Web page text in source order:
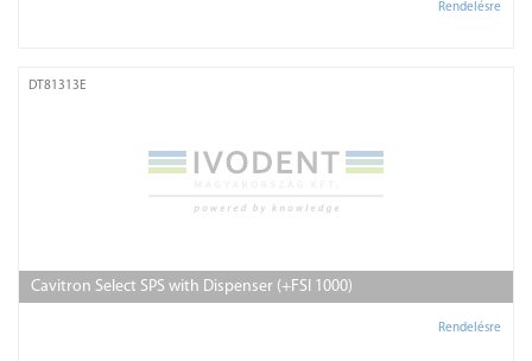
Rendelésre
DT81313E
Cavitron Select SPS with Dispenser (+FSI 1000)
Rendelésre